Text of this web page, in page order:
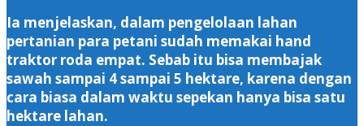
Ia menjelaskan, dalam pengelolaan lahan
pertanian para petani sudah memakai hand
traktor roda empat. Sebab itu bisa membajak
sawah sampai 4 sampai 5 hektare, karena dengan
cara biasa dalam waktu sepekan hanya bisa satu
hektare lahan.